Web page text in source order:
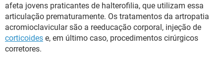
afeta jovens praticantes de halterofilia, que utilizam essa
articulação prematuramente. Os tratamentos da artropatia
acromioclavicular são a reeducação corporal, injeção de
corticoides e, em último caso, procedimentos cirúrgicos
corretores.